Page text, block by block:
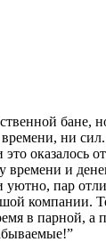
бане,
ни
оказалось
и
уютно, пар
компании.
в парной, а